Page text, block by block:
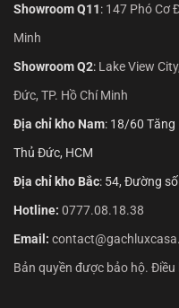
Showroom Q11: 147 Phó Cơ
Minh
Showroom Q2: Lake View
Đức, TP. Hồ Chí Minh
Địa chỉ kho Nam: 18/60 Tăng
Thủ Đức, HCM
Địa chỉ kho Bắc: 54, Đường
Hotline: 0777.08.18.38
Email:
Bản quyền được bảo hộ. Điều